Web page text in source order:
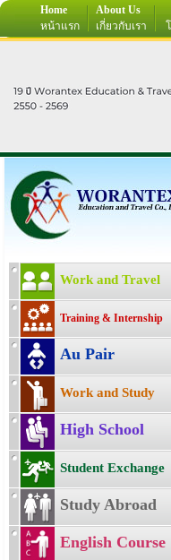
Home
หน้าแรก
About Us
เกี่ยวกับเรา
Work and Travel
Training & Internship
Au Pair
Work and Study
High School
Student Exchange
Study Abroad
English Course